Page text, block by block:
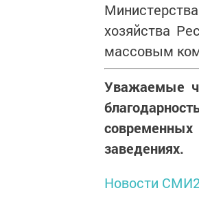
хозяйства
массовым
Уважаемые
заведениях.
Новости